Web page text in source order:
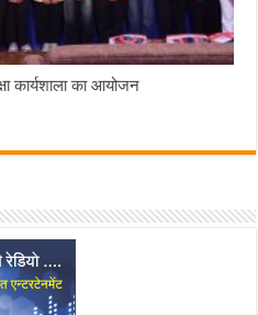
कार्यशाला का आयोजन